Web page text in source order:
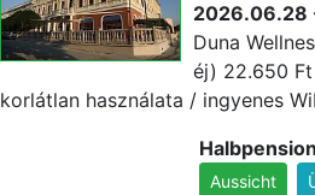
2026.06.28
Duna
éj) 22.650
korlátlan használata / ingyenes
Halbpension
Aussicht